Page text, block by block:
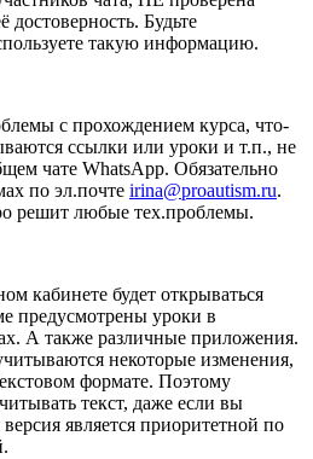
Будьте
такую информацию.
с прохождением курса, что-
ссылки или уроки и т.п., не
чате WhatsApp. Обязательно
по эл.почте irina@proautism.ru.
решит любые тех.проблемы.
кабинете будет открываться
предусмотрены уроки в
А также различные приложения.
некоторые изменения,
формате. Поэтому
текст, даже если вы
является приоритетной по